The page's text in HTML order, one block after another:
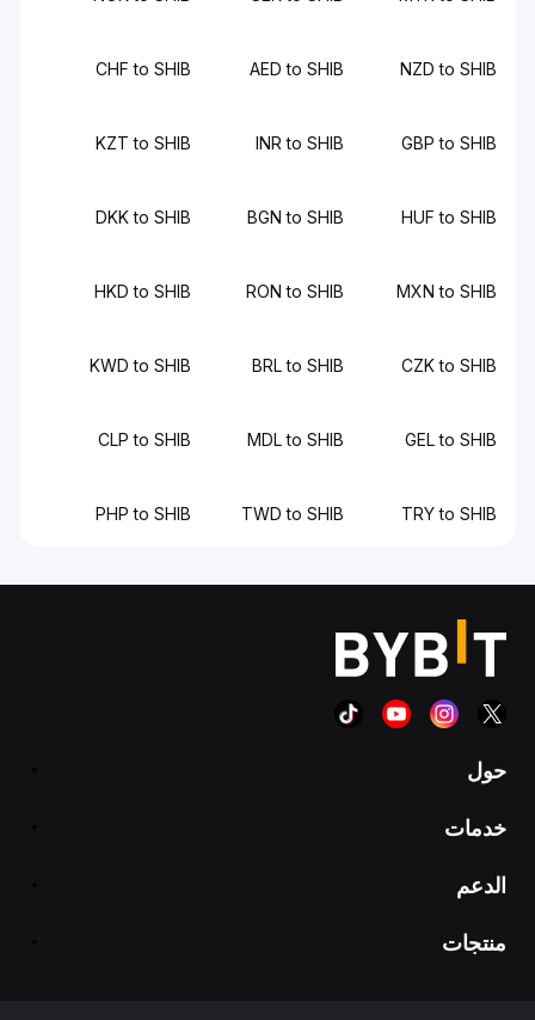
NZD to SHIB
AED to SHIB
CHF to SHIB
GBP to SHIB
INR to SHIB
KZT to SHIB
HUF to SHIB
BGN to SHIB
DKK to SHIB
MXN to SHIB
RON to SHIB
HKD to SHIB
CZK to SHIB
BRL to SHIB
KWD to SHIB
GEL to SHIB
MDL to SHIB
CLP to SHIB
TRY to SHIB
TWD to SHIB
PHP to SHIB
حول
خدمات
الدعم
منتجات